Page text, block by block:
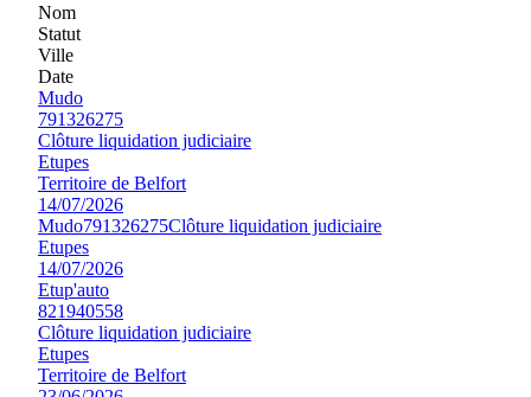
Nom
Statut
Ville
Date
Mudo
791326275
Clôture liquidation judiciaire
Etupes
Territoire de Belfort
14/07/2026
Mudo791326275Clôture liquidation judiciaire
Etupes
14/07/2026
Etup'auto
821940558
Clôture liquidation judiciaire
Etupes
Territoire de Belfort